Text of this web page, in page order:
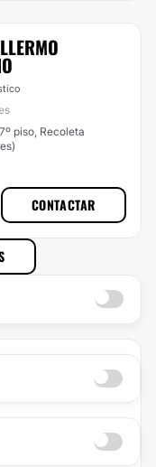
piso, Recoleta
CONTACTAR